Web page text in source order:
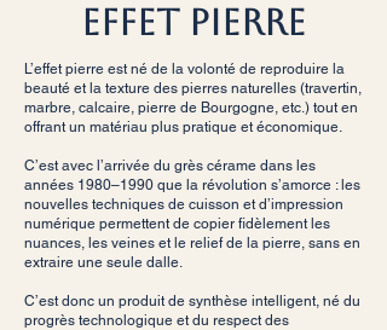
EFFET PIERRE
L’effet pierre est né de la volonté de reproduire la
beauté et la texture des pierres naturelles (travertin,
marbre, calcaire, pierre de Bourgogne, etc.) tout en
offrant un matériau plus pratique et économique.
C’est avec l’arrivée du grès cérame dans les
années 1980–1990 que la révolution s’amorce : les
nouvelles techniques de cuisson et d’impression
numérique permettent de copier fidèlement les
nuances, les veines et le relief de la pierre, sans en
extraire une seule dalle.
C’est donc un produit de synthèse intelligent, né du
progrès technologique et du respect des